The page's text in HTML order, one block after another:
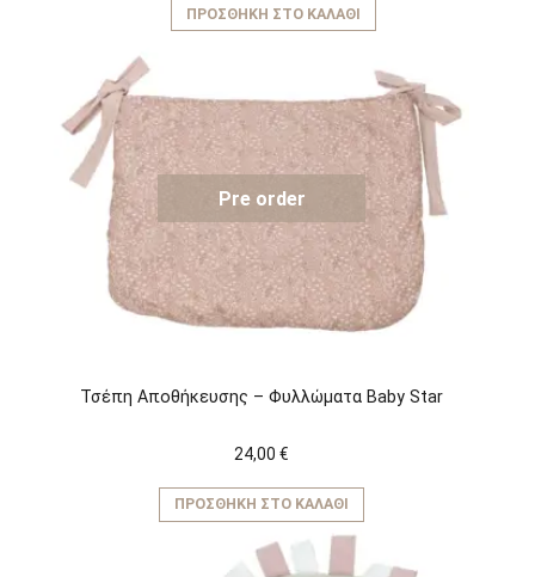
ΠΡΟΣΘΉΚΗ ΣΤΟ ΚΑΛΆΘΙ
Pre order
Τσέπη Αποθήκευσης – Φυλλώματα Baby Star
24,00 €
ΠΡΟΣΘΉΚΗ ΣΤΟ ΚΑΛΆΘΙ